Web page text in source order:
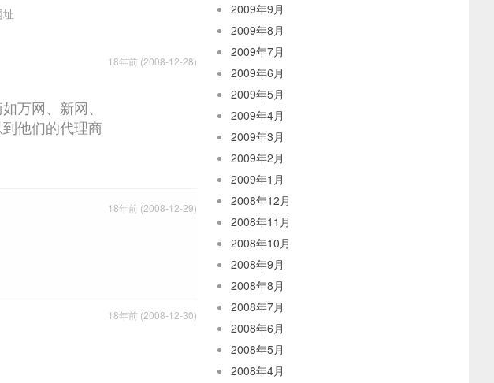
址
万网、新网、
他们的代理商
18年前 (2008-12-28)
18年前 (2008-12-29)
18年前 (2008-12-30)
2009年9月
2009年8月
2009年7月
2009年6月
2009年5月
2009年4月
2009年3月
2009年2月
2009年1月
2008年12月
2008年11月
2008年10月
2008年9月
2008年8月
2008年7月
2008年6月
2008年5月
2008年4月